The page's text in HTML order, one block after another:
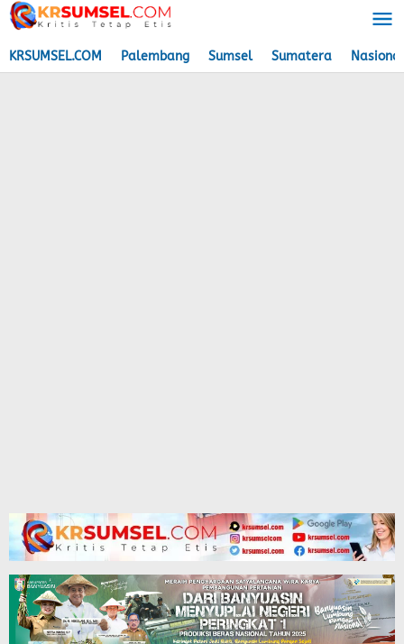
Lewati
ke
konten
KRSUMSEL.COM Palembang Sumsel Sumatera Nasional